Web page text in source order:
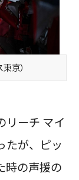
京）
リーチ マイ
たが、ピッ
時の声援の